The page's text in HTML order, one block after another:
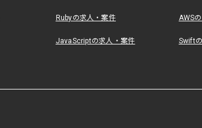
Rubyの求人・案件 AWS
JavaScriptの求人・案件 Swift